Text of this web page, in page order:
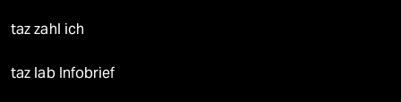
taz zahl ich
taz lab Infobrief